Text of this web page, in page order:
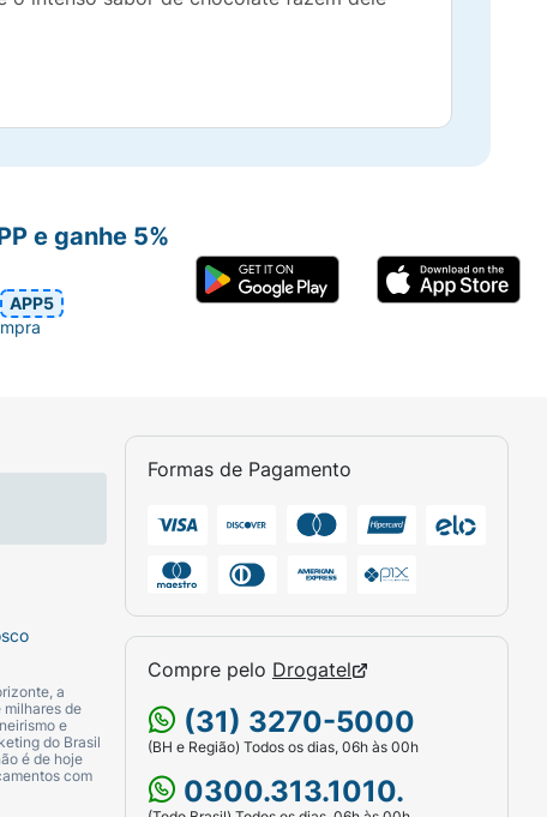
a
milhares de
e
do Brasil
é de hoje
com
Formas de Pagamento
Compre pelo Drogatel
(31) 3270-5000
(BH e Região) Todos os dias, 06h às 00h
0300.313.1010.
e ganhe 5%
APP5